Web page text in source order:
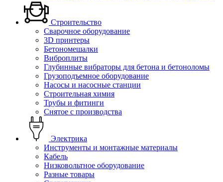
Строительство
Сварочное оборудование
3D принтеры
Бетономешалки
Виброплиты
Глубинные вибраторы для бетона и бетоноломы
Грузоподъемное оборудование
Насосы и насосные станции
Строительная химия
Трубы и фитинги
Снятое с производства
Электрика
Инструменты и монтажные материалы
Кабель
Низковольтное оборудование
Разные товары